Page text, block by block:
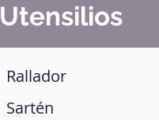
Utensilios
Rallador
Sartén